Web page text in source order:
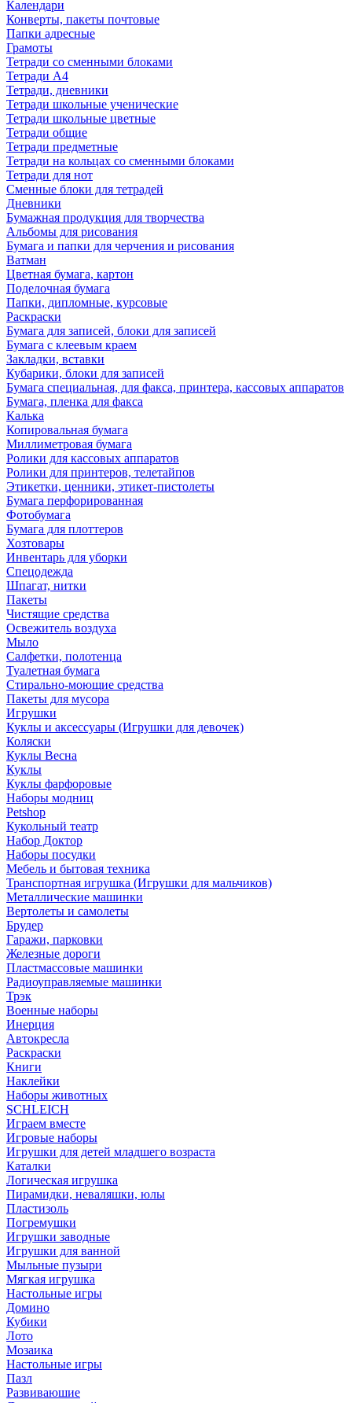
Календари
Конверты, пакеты почтовые
Папки адресные
Грамоты
Тетради со сменными блоками
Тетради А4
Тетради, дневники
Тетради школьные ученические
Тетради школьные цветные
Тетради общие
Тетради предметные
Тетради на кольцах со сменными блоками
Тетради для нот
Сменные блоки для тетрадей
Дневники
Бумажная продукция для творчества
Альбомы для рисования
Бумага и папки для черчения и рисования
Ватман
Цветная бумага, картон
Поделочная бумага
Папки, дипломные, курсовые
Раскраски
Бумага для записей, блоки для записей
Бумага с клеевым краем
Закладки, вставки
Кубарики, блоки для записей
Бумага специальная, для факса, принтера, кассовых аппаратов
Бумага, пленка для факса
Калька
Копировальная бумага
Миллиметровая бумага
Ролики для кассовых аппаратов
Ролики для принтеров, телетайпов
Этикетки, ценники, этикет-пистолеты
Бумага перфорированная
Фотобумага
Бумага для плоттеров
Хозтовары
Инвентарь для уборки
Спецодежда
Шпагат, нитки
Пакеты
Чистящие средства
Освежитель воздуха
Мыло
Салфетки, полотенца
Туалетная бумага
Стирально-моющие средства
Пакеты для мусора
Игрушки
Куклы и аксессуары (Игрушки для девочек)
Коляски
Куклы Весна
Куклы
Куклы фарфоровые
Наборы модниц
Petshop
Кукольный театр
Набор Доктор
Наборы посудки
Мебель и бытовая техника
Транспортная игрушка (Игрушки для мальчиков)
Металлические машинки
Вертолеты и самолеты
Брудер
Гаражи, парковки
Железные дороги
Пластмассовые машинки
Радиоуправляемые машинки
Трэк
Военные наборы
Инерция
Автокресла
Раскраски
Книги
Наклейки
Наборы животных
SCHLEICH
Играем вместе
Игровые наборы
Игрушки для детей младшего возраста
Каталки
Логическая игрушка
Пирамидки, неваляшки, юлы
Пластизоль
Погремушки
Игрушки заводные
Игрушки для ванной
Мыльные пузыри
Мягкая игрушка
Настольные игры
Домино
Кубики
Лото
Мозаика
Настольные игры
Пазл
Развиваюшие